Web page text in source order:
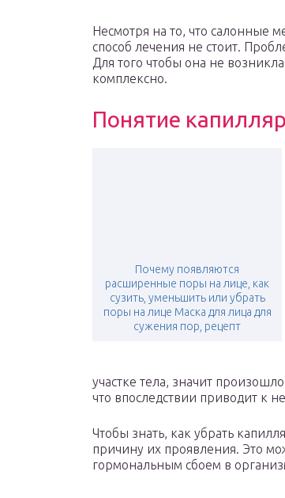
Несмотря на то, что салонные
способ лечения не стоит.
Для того чтобы она не
комплексно.
Понятие
Почему появляются
расширенные поры на лице, как
сузить, уменьшить или убрать
поры на лице Маска для лица для
сужения пор, рецепт
участке тела, значит
что впоследствии приводит к
Чтобы знать, как убрать
причину их проявления. Это
гормональным сбоем в